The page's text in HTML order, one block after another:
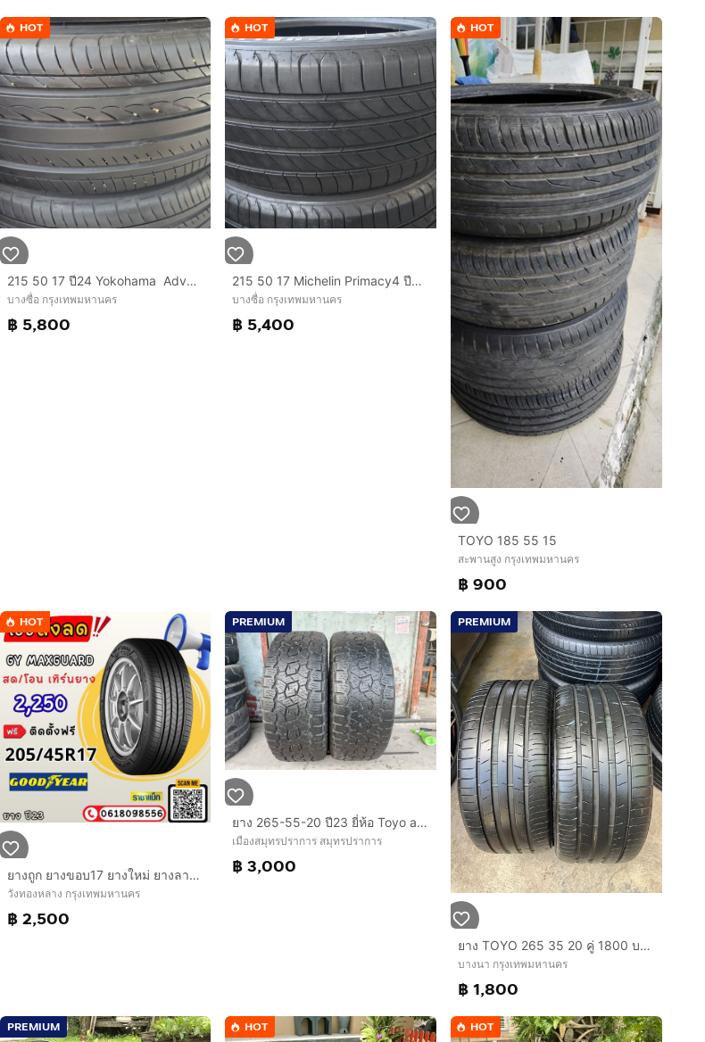
HOT
215​ 50​ 17 ปี24 Yokohama Advab dB นุ่มเงียบสุดๆ ดอกหนาเต็มๆ​ ไม่ปะ​ พร้อมใช้อีกนาน​ ติดรถลงพื้น​ปลายปี​​ ชุด​4เส้น​ 5,800​ บาท
บางซื่อ กรุงเทพมหานคร
฿ 5,800
HOT
​215​ 50​ 17​ Michelin Primacy​4​ ปี23นุ่มเงียบสุดๆ ดอกหนาเต็มๆ​ ไม่ปะ​ พร้อมใช้อีกนาน​ ติดรถลงพื้น​ปลายปี​​ ชุด​4เส้น​ 5,400​ บาท
บางซื่อ กรุงเทพมหานคร
฿ 5,400
HOT
TOYO 185 55 15
สะพานสูง กรุงเทพมหานคร
฿ 900
HOT
ยางถูก ยางขอบ17 ยางใหม่ ยางลาดพร้าว ราชาแม็ก
วังทองหลาง กรุงเทพมหานคร
฿ 2,500
PREMIUM
ยาง 265-55-20 ปี23 ยี่ห้อ Toyo at3 ตัวหนังสือดำ คู่เดียว
เมืองสมุทรปราการ สมุทรปราการ
฿ 3,000
PREMIUM
ยาง TOYO 265 35 20 คู่ 1800 บาท สภาพดี
บางนา กรุงเทพมหานคร
฿ 1,800
PREMIUM HOT HOT